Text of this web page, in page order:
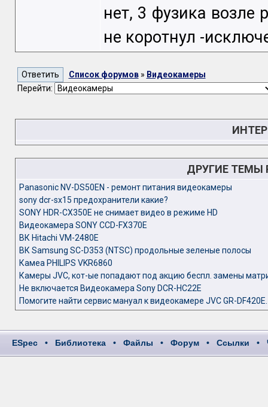
нет, 3 фузика возле
не коротнул -
Список форумов» Видеокамеры
Перейти:
ДРУГИЕ ТЕМЫ
Panasonic NV-DS50EN - ремонт питания видеокамеры
sony dcr-sx15 предохранители какие?
SONY HDR-СX350E не снимает видео в режиме HD
Видеокамера SONY CCD-FX370E
ВК Hitachi VM-2480E
ВК Samsung SC-D353 (NTSC) продольные зеленые полосы
Камеа PHILIPS VKR6860
Камеры JVC, кот-ые попадают под акцию беспл. замены
Не включается Видеокамера Sony DCR-HC22E
Помогите найти сервис мануал к видеокамере JVC GR-DF420E.
ESpec • Библиотека • Файлы • Форум • Ссылки •